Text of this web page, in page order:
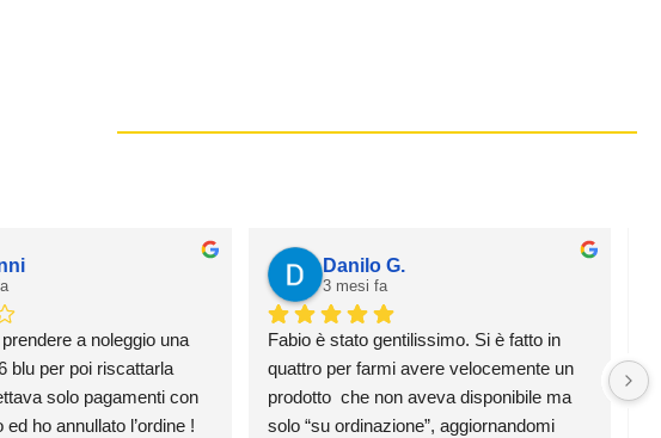
a noleggio una
blu per poi riscattarla
solo pagamenti con
ho annullato l’ordine !
Danilo G.
3 mesi fa
Fabio è stato gentilissimo. Si è fatto in
quattro per farmi avere velocemente un
prodotto  che non aveva disponibile ma
solo “su ordinazione”, aggiornandomi
e